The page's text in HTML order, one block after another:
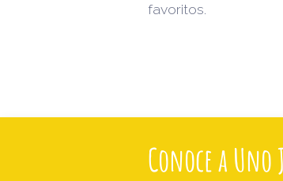
favoritos.
Conoce a Uno